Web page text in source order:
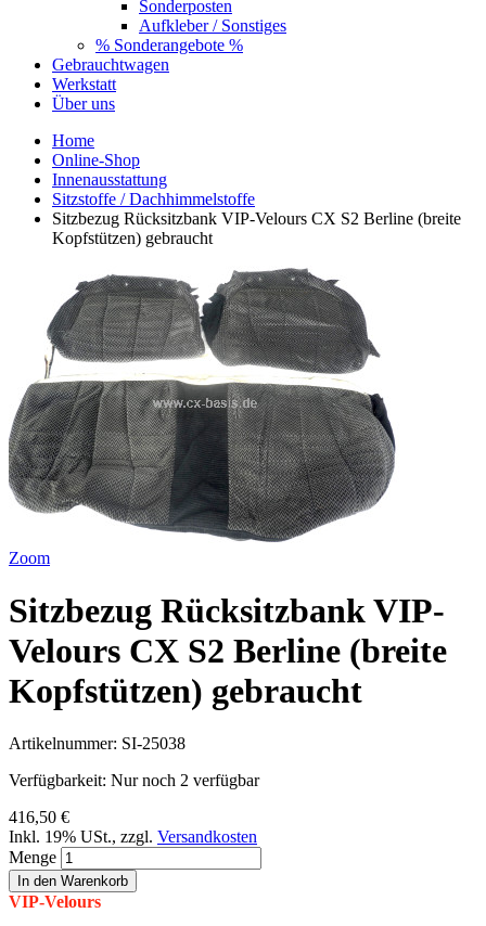
Sonderposten
Aufkleber / Sonstiges
% Sonderangebote %
Gebrauchtwagen
Werkstatt
Über uns
Home
Online-Shop
Innenausstattung
Sitzstoffe / Dachhimmelstoffe
Sitzbezug Rücksitzbank VIP-Velours CX S2 Berline (breite
Kopfstützen) gebraucht
Zoom
Sitzbezug Rücksitzbank VIP-
Velours CX S2 Berline (breite
Kopfstützen) gebraucht
Artikelnummer: SI-25038
Verfügbarkeit: Nur noch 2 verfügbar
416,50 €
Inkl. 19% USt., zzgl. Versandkosten
Menge
In den Warenkorb
VIP-Velours